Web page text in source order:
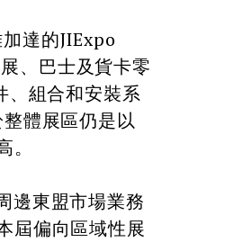
達的JIExpo
、巴士及貨卡零
、組合和安裝系
體展區仍是以
邊東盟市場業務
屆偏向區域性展